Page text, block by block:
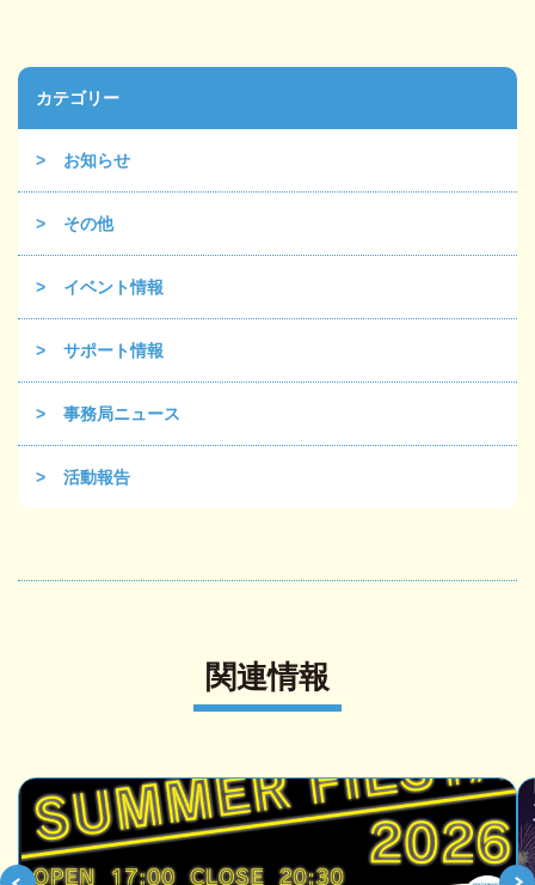
カテゴリー
お知らせ
その他
イベント情報
サポート情報
事務局ニュース
活動報告
関連情報